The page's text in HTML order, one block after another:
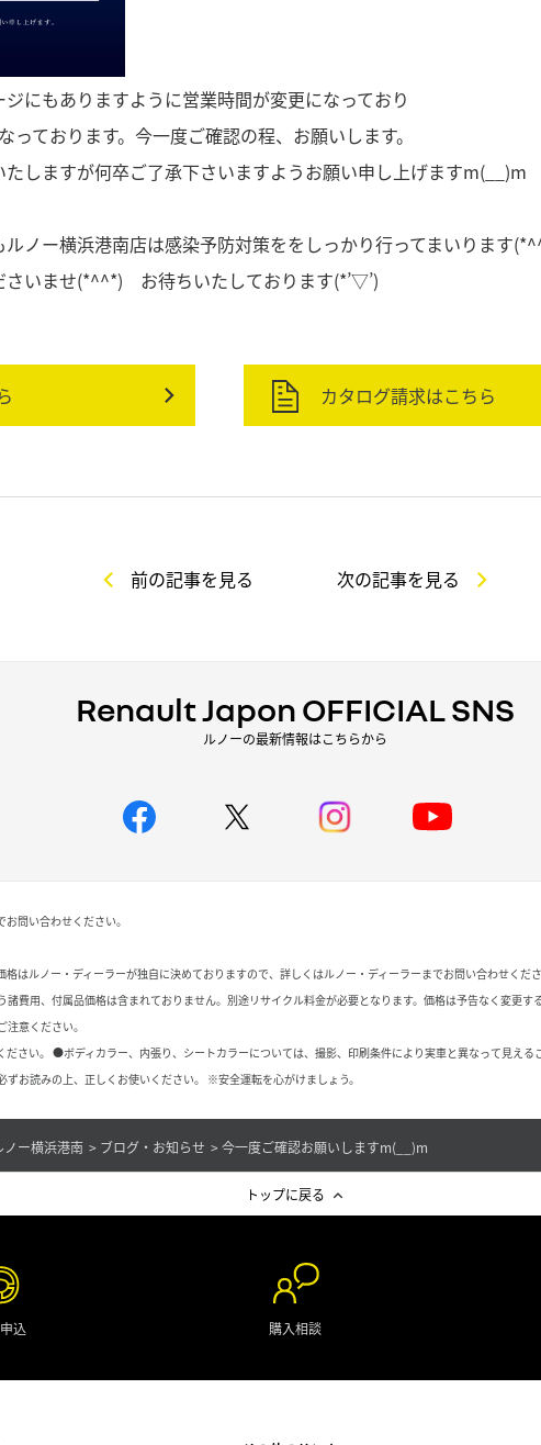
にもありますように営業時間が変更になっており
っております。今一度ご確認の程、お願いします。
しますが何卒ご了承下さいますようお願い申し上げますm(__)m
ノー横浜港南店は感染予防対策ををしっかり行ってまいります
さいませ(*^^*) お待ちいたしております(*’▽’)
カタログ請求はこちら
前の記事を見る 次の記事を見る
Renault Japon OFFICIAL SNS
ルノーの最新情報はこちらから
問い合わせください。
はルノー・ディーラーが独自に決めておりますので、詳しくはルノー・ディーラーまでお問い合わせくだ
費用、付属品価格は含まれておりません。別途リサイクル料金が必要となります。価格は予告なく変更す
意ください。
さい。 ●ボディカラー、内張り、シートカラーについては、撮影、印刷条件により実車と異なって見える
お読みの上、正しくお使いください。 ※安全運転を心がけましょう。
ノー横浜港南 ブログ・お知らせ 今一度ご確認お願いしますm(__)m
トップに戻る
込 購入相談